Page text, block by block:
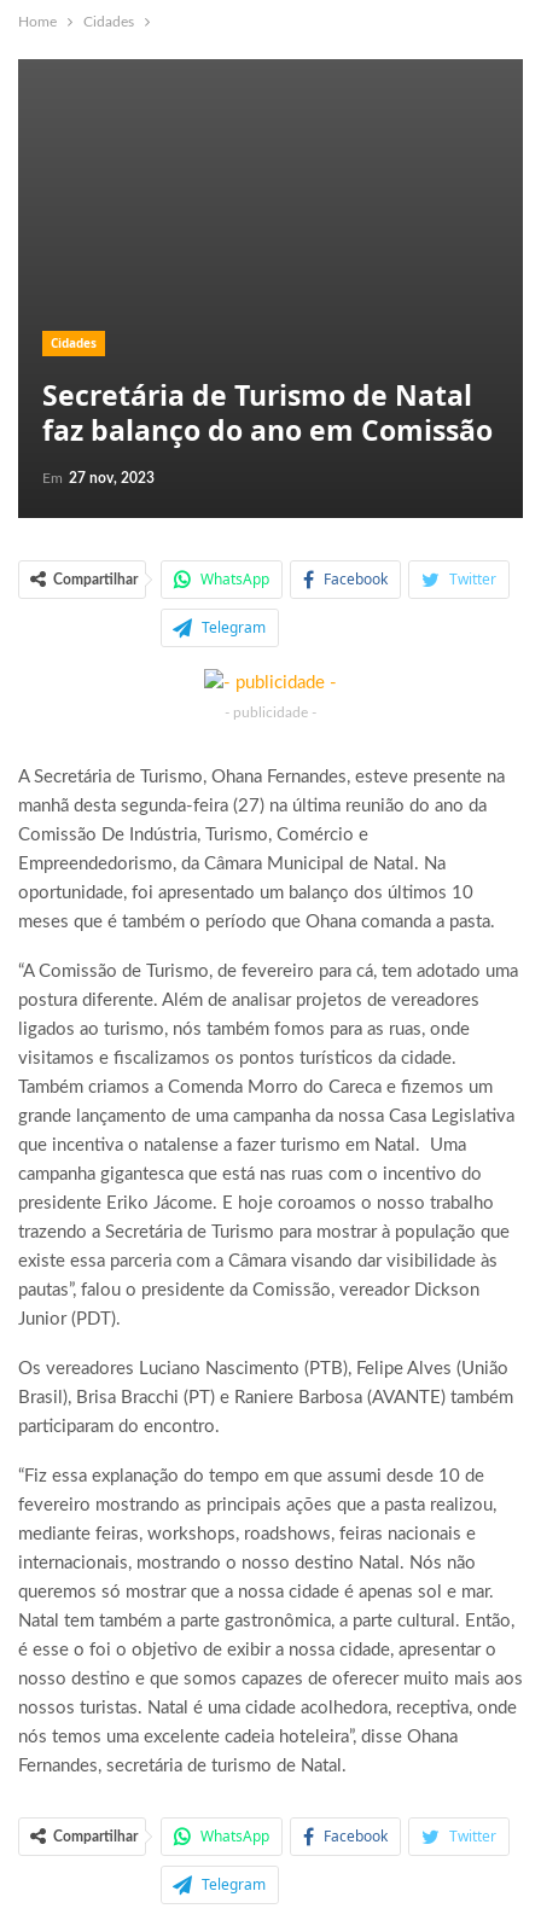
Home Cidades
Cidades
Secretária de Turismo de Natal
faz balanço do ano em Comissão
Em 27 nov, 2023
Compartilhar WhatsApp Facebook Twitter
Telegram
- publicidade -
A Secretária de Turismo, Ohana Fernandes, esteve presente na
manhã desta segunda-feira (27) na última reunião do ano da
Comissão De Indústria, Turismo, Comércio e
Empreendedorismo, da Câmara Municipal de Natal. Na
oportunidade, foi apresentado um balanço dos últimos 10
meses que é também o período que Ohana comanda a pasta.
“A Comissão de Turismo, de fevereiro para cá, tem adotado uma
postura diferente. Além de analisar projetos de vereadores
ligados ao turismo, nós também fomos para as ruas, onde
visitamos e fiscalizamos os pontos turísticos da cidade.
Também criamos a Comenda Morro do Careca e fizemos um
grande lançamento de uma campanha da nossa Casa Legislativa
que incentiva o natalense a fazer turismo em Natal. Uma
campanha gigantesca que está nas ruas com o incentivo do
presidente Eriko Jácome. E hoje coroamos o nosso trabalho
trazendo a Secretária de Turismo para mostrar à população que
existe essa parceria com a Câmara visando dar visibilidade às
pautas”, falou o presidente da Comissão, vereador Dickson
Junior (PDT).
Os vereadores Luciano Nascimento (PTB), Felipe Alves (União
Brasil), Brisa Bracchi (PT) e Raniere Barbosa (AVANTE) também
participaram do encontro.
“Fiz essa explanação do tempo em que assumi desde 10 de
fevereiro mostrando as principais ações que a pasta realizou,
mediante feiras, workshops, roadshows, feiras nacionais e
internacionais, mostrando o nosso destino Natal. Nós não
queremos só mostrar que a nossa cidade é apenas sol e mar.
Natal tem também a parte gastronômica, a parte cultural. Então,
é esse o foi o objetivo de exibir a nossa cidade, apresentar o
nosso destino e que somos capazes de oferecer muito mais aos
nossos turistas. Natal é uma cidade acolhedora, receptiva, onde
nós temos uma excelente cadeia hoteleira”, disse Ohana
Fernandes, secretária de turismo de Natal.
Compartilhar WhatsApp Facebook Twitter
Telegram